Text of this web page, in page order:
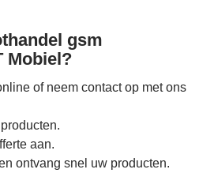
gsm
Mobiel?
of neem contact op met ons
aan.
ontvang snel uw producten.